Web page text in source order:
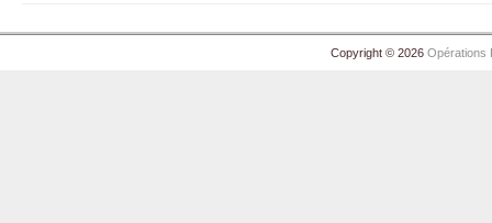
Copyright © 2026 Opérations